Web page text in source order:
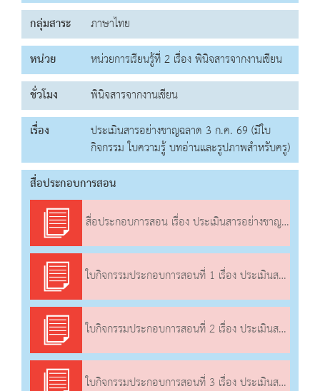
กลุ่มสาระ
ภาษาไทย
หน่วย
หน่วยการเรียนรู้ที่ 2 เรื่อง พินิจสารจากงานเขียน
ชั่วโมง
พินิจสารจากงานเขียน
เรื่อง
ประเมินสารอย่างชาญฉลาด 3 ก.ค. 69 (มีใบ
กิจกรรม ใบความรู้ บทอ่านและรูปภาพสำหรับครู)
สื่อประกอบการสอน
สื่อประกอบการสอน เรื่อง ประเมินสารอย่างชาญฉลาด
ใบกิจกรรมประกอบการสอนที่ 1 เรื่อง ประเมินสารอย่างชาญฉลาด
ใบกิจกรรมประกอบการสอนที่ 2 เรื่อง ประเมินสารอย่างชาญฉลาด
ใบกิจกรรมประกอบการสอนที่ 3 เรื่อง ประเมินสารอย่างชาญฉลาด